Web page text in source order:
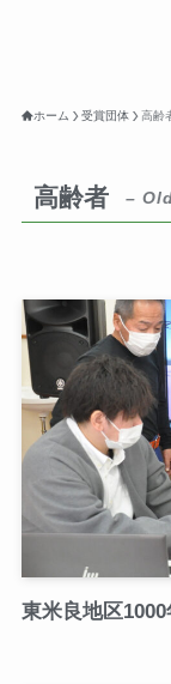
ホーム 受賞団体 高齢
高齢者 –
東米良地区